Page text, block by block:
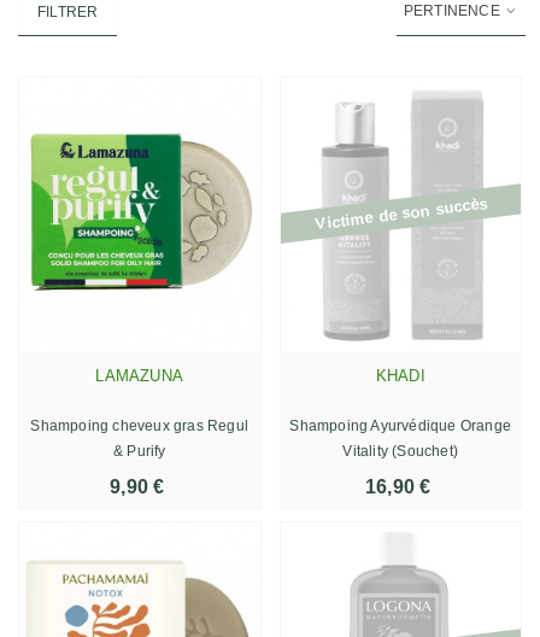
FILTRER PERTINENCE
LAMAZUNA
Shampoing cheveux gras Regul
& Purify
9,90 €
Victime de son succès
KHADI
Shampoing Ayurvédique Orange
Vitality (Souchet)
16,90 €